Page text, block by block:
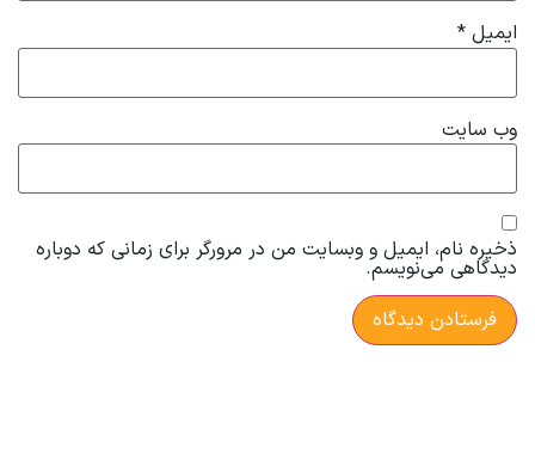
ایمیل *
وب‌ سایت
ذخیره نام، ایمیل و وبسایت من در مرورگر برای زمانی که دوباره
دیدگاهی می‌نویسم.